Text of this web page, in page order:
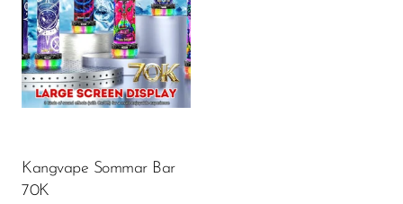
Yovo
Zovoo by Voopoo
Dragbar
Kangvape Sommar Bar
70K